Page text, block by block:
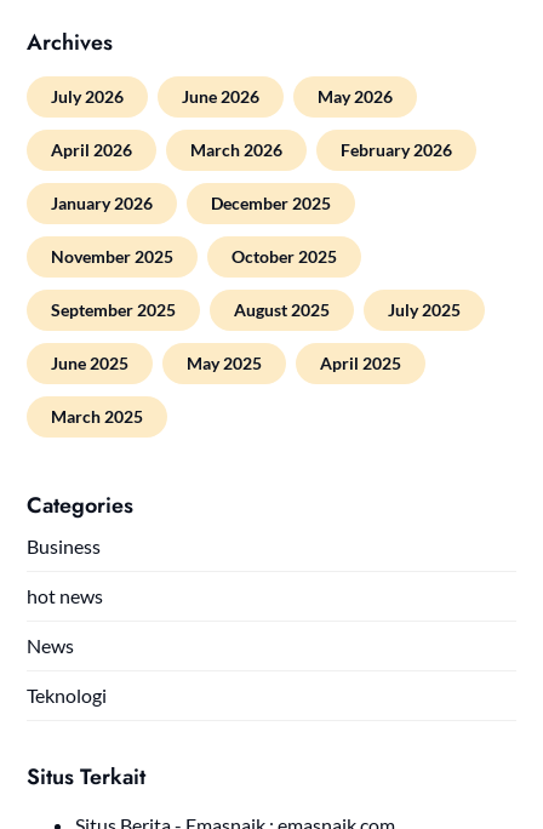
Archives
July 2026 June 2026 May 2026
April 2026 March 2026 February 2026
January 2026 December 2025
November 2025 October 2025
September 2025 August 2025 July 2025
June 2025 May 2025 April 2025
March 2025
Categories
Business
hot news
News
Teknologi
Situs Terkait